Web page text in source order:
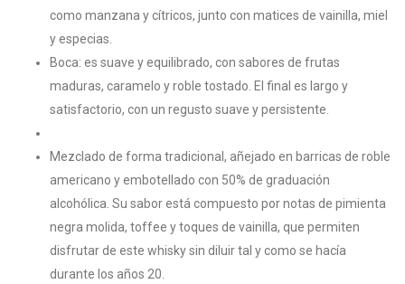
como manzana y cítricos, junto con matices de vainilla, miel
y especias.
Boca: es suave y equilibrado, con sabores de frutas
maduras, caramelo y roble tostado. El final es largo y
satisfactorio, con un regusto suave y persistente.
Mezclado de forma tradicional, añejado en barricas de roble
americano y embotellado con 50% de graduación
alcohólica. Su sabor está compuesto por notas de pimienta
negra molida, toffee y toques de vainilla, que permiten
disfrutar de este whisky sin diluir tal y como se hacía
durante los años 20.